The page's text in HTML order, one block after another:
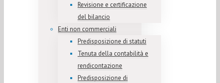
Revisione e certificazione
del bilancio
Enti non commerciali
Predisposizione di statuti
Tenuta della contabilità e
rendicontazione
Predisposizione di